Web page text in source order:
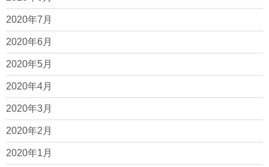
2020年7月
2020年6月
2020年5月
2020年4月
2020年3月
2020年2月
2020年1月